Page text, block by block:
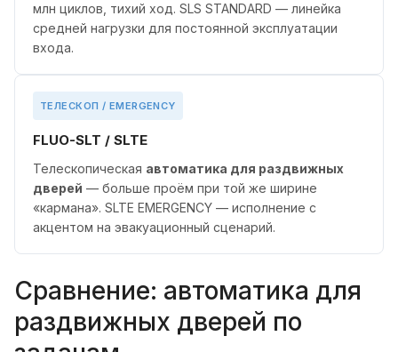
млн циклов, тихий ход. SLS STANDARD — линейка
средней нагрузки для постоянной эксплуатации
входа.
ТЕЛЕСКОП / EMERGENCY
FLUO-SLT / SLTE
Телескопическая автоматика для раздвижных
дверей — больше проём при той же ширине
«кармана». SLTE EMERGENCY — исполнение с
акцентом на эвакуационный сценарий.
Сравнение: автоматика для
раздвижных дверей по